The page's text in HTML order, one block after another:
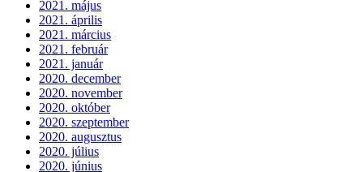
2021. május
2021. április
2021. március
2021. február
2021. január
2020. december
2020. november
2020. október
2020. szeptember
2020. augusztus
2020. július
2020. június